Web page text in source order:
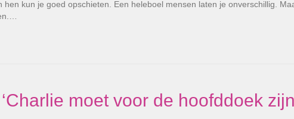
kun je goed opschieten. Een heleboel mensen laten je onverschillig.
moet voor de hoofddoek